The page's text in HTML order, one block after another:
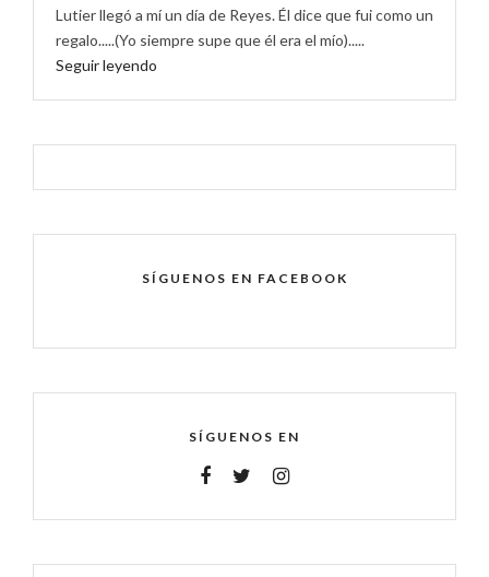
Lutier llegó a mí un día de Reyes. Él dice que fui como un
regalo.....(Yo siempre supe que él era el mío).....
Seguir leyendo
SÍGUENOS EN FACEBOOK
SÍGUENOS EN